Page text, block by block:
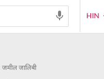
जमील जालिबी
HIN